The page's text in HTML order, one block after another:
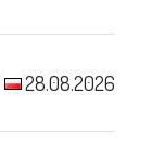
28.08.2026